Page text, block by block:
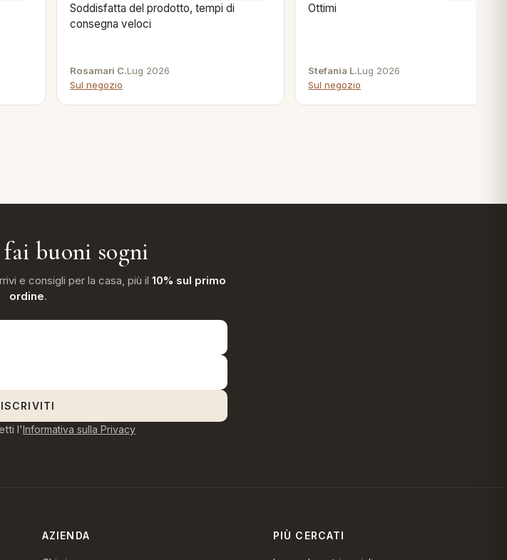
Soddisfatta del prodotto, tempi di
consegna veloci
Rosamari C.Lug 2026
Sul negozio
Ottimi
Stefania L.Lug 2026
Sul negozio
buoni sogni
e consigli per la casa, più il 10% sul primo
ordine.
ISCRIVITI
l'Informativa sulla Privacy
AZIENDA PIÙ CERCATI